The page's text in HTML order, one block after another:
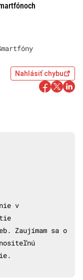
Nahlásiť chybu
v
tie
Zaujímam sa o